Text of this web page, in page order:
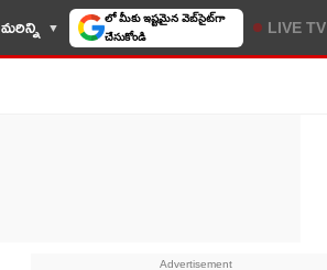
మరిన్ని 10TV సెలెక్ట్ చేసుకోండి LIVE TV